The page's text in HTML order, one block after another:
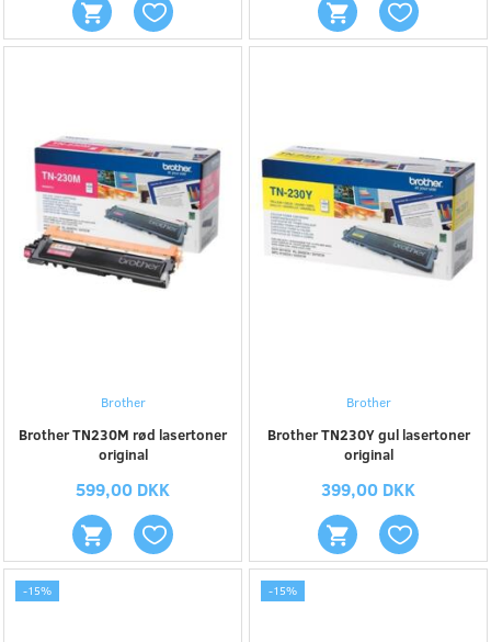
Brother
Brother TN230M rød lasertoner
original
599,00 DKK
Brother
Brother TN230Y gul lasertoner
original
399,00 DKK
-15% -15%